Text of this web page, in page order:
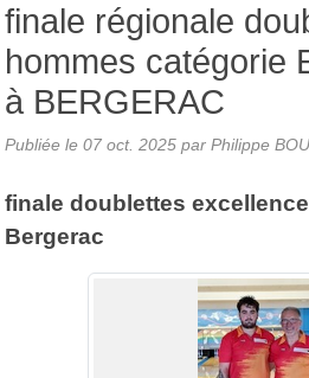
finale régionale
hommes catégorie
à BERGERAC
Publiée le 07 oct. 2025 par Philippe
finale doublettes
Bergerac